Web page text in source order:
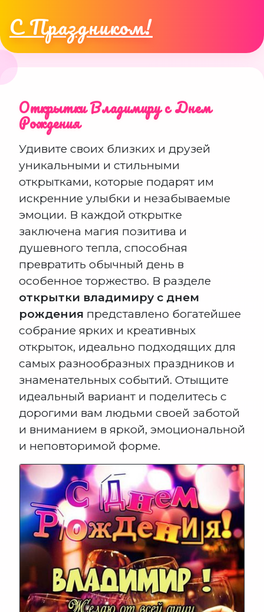
С Праздником!
Открытки Владимиру с Днем
Рождения
Удивите своих близких и друзей
уникальными и стильными
открытками, которые подарят им
искренние улыбки и незабываемые
эмоции. В каждой открытке
заключена магия позитива и
душевного тепла, способная
превратить обычный день в
особенное торжество. В разделе
открытки владимиру с днем
рождения представлено богатейшее
собрание ярких и креативных
открыток, идеально подходящих для
самых разнообразных праздников и
знаменательных событий. Отыщите
идеальный вариант и поделитесь с
дорогими вам людьми своей заботой
и вниманием в яркой, эмоциональной
и неповторимой форме.